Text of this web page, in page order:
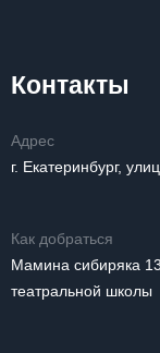
Контакты
Адрес
г. Екатеринбург,
Как добраться
Мамина сибиряка
театральной школы